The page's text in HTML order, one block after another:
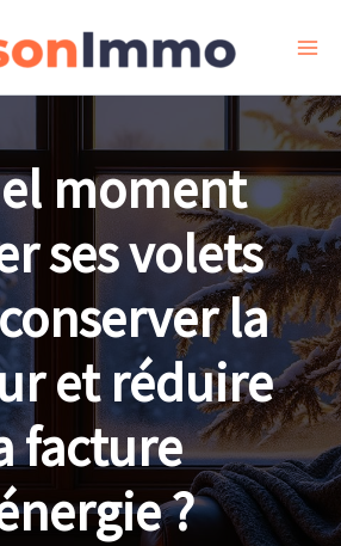
moment
ses volets
la
et réduire
facture
?